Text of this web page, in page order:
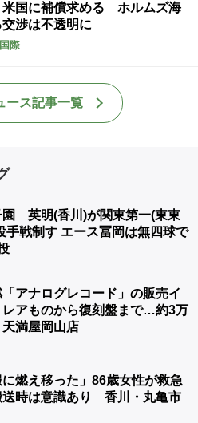
国に補償求める ホルムズ海
渉は不透明に
国際
ース記事一覧
園 英明(香川)が関東第一(東東
手戦制す エース冨岡は無四球で
「アナログレコード」の販売イ
アものから復刻盤まで…約3万
満屋岡山店
に燃え移った」86歳女性が救急
時は意識あり 香川・丸亀市